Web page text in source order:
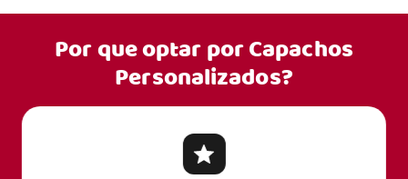
Por que optar porCapachos
Personalizados?